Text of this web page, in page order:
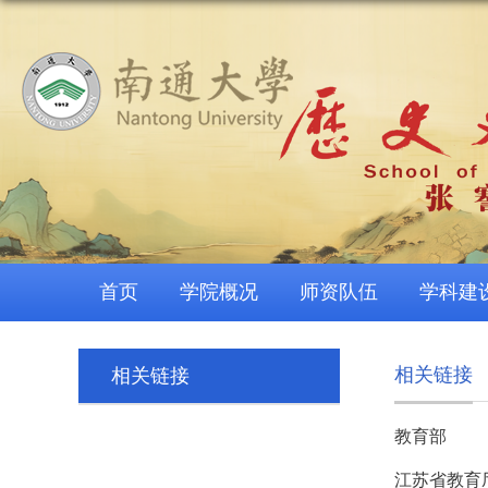
首页 学院概况 师资队伍 学科建
相关链接 相关链接
教育部
江苏省教育